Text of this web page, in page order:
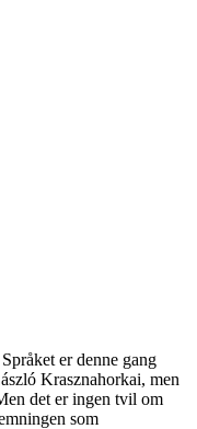
er denne gang
Krasznahorkai, men
det er ingen tvil om
som